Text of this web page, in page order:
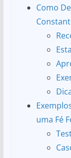
Como
uma Fé